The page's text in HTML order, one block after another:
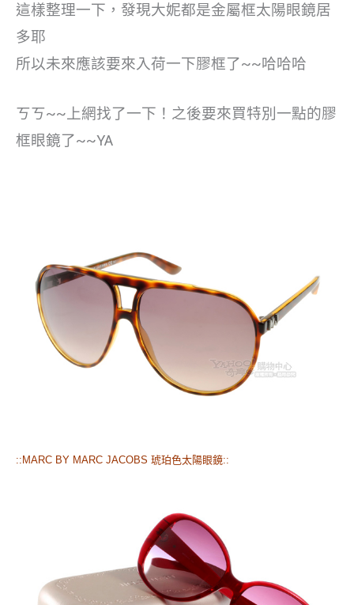
這樣整理一下，發現大妮都是金屬框太陽眼鏡居
多耶
所以未來應該要來入荷一下膠框了~~哈哈哈
ㄎㄎ~~上網找了一下！之後要來買特別一點的膠
框眼鏡了~~YA
::MARC BY MARC JACOBS 琥珀色太陽眼鏡::